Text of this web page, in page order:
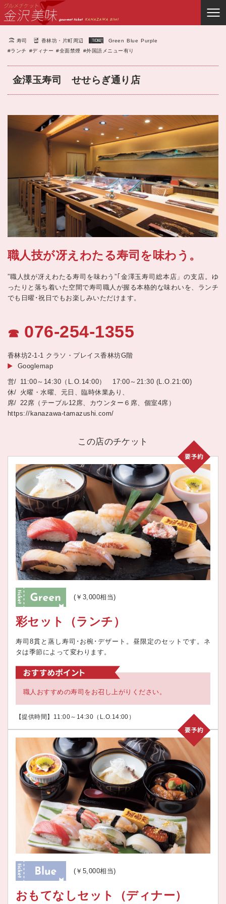
寿司 香林坊・片町周辺 Green Blue Purple
#ランチ #ディナー #全面禁煙 #外国語メニュー有り
金澤玉寿司 せせらぎ通り店
職人技が冴えわたる寿司を味わう。
”職人技が冴えわたる寿司を味わう”｢金澤玉寿司総本店」の支店。ゆ
ったりと落ち着いた空間で寿司職人が握る本格的な味わいを、ランチ
でも日曜･祝日でもお楽しみいただけます。
☎ 076-254-1355
香林坊2-1-1 クラソ・プレイス香林坊G階
Googlemap
11:00～14:30（L.O.14:00） 17:00～21:30 (L.O.21:00)
火曜・水曜、元日、臨時休業あり、
22席（テーブル12席、カウンター６席、個室4席）
https://kanazawa-tamazushi.com/
この店のチケット
(￥3,000相当)
彩セット（ランチ）
寿司8貫と蒸し寿司･お椀･デザート。昼限定のセットです。ネ
タは季節によって変わります。
職人おすすめの寿司をお召し上がりください。
【提供時間】11:00～14:30（L.O.14:00）
(￥5,000相当)
おもてなしセット（ディナー）